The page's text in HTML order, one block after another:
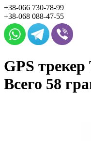
+38-066 730-78-99
+38-068 088-47-55
GPS
Всего 58